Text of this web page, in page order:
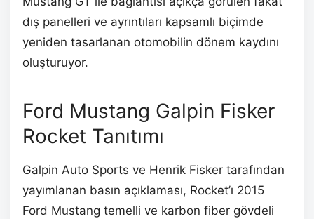
dış panelleri ve ayrıntıları kapsamlı biçimde
yeniden tasarlanan otomobilin dönem kaydını
oluşturuyor.
Ford Mustang Galpin Fisker
Rocket Tanıtımı
Galpin Auto Sports ve Henrik Fisker tarafından
yayımlanan basın açıklaması, Rocket’ı 2015
Ford Mustang temelli ve karbon fiber gövdeli